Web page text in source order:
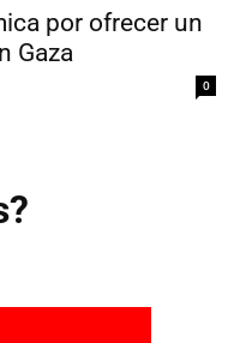
por ofrecer un
Gaza
0